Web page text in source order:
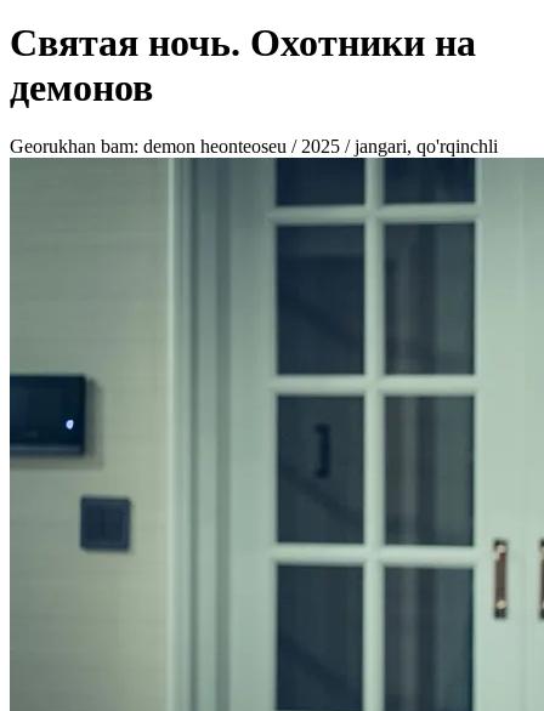
Святая ночь. Охотники на
демонов
Georukhan bam: demon heonteoseu / 2025 / jangari, qo'rqinchli